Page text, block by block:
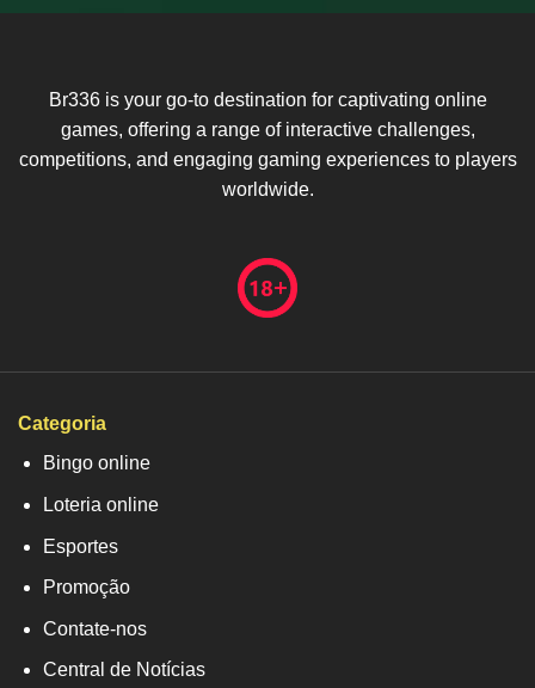
Br336 is your go-to destination for captivating online
games, offering a range of interactive challenges,
competitions, and engaging gaming experiences to players
worldwide.
Categoria
Bingo online
Loteria online
Esportes
Promoção
Contate-nos
Central de Notícias